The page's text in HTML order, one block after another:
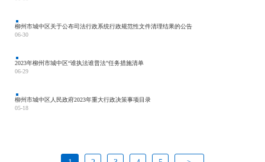
柳州市城中区关于公布司法行政系统行政规范性文件清理结果的公告
06-30
2023年柳州市城中区“谁执法谁普法”任务措施清单
06-29
柳州市城中区人民政府2023年重大行政决策事项目录
05-18